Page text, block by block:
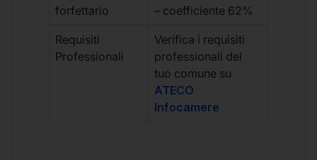
forfettario
– coefficiente 62%
Requisiti
Professionali
Verifica i requisiti
professionali del
tuo comune su
ATECO
Infocamere